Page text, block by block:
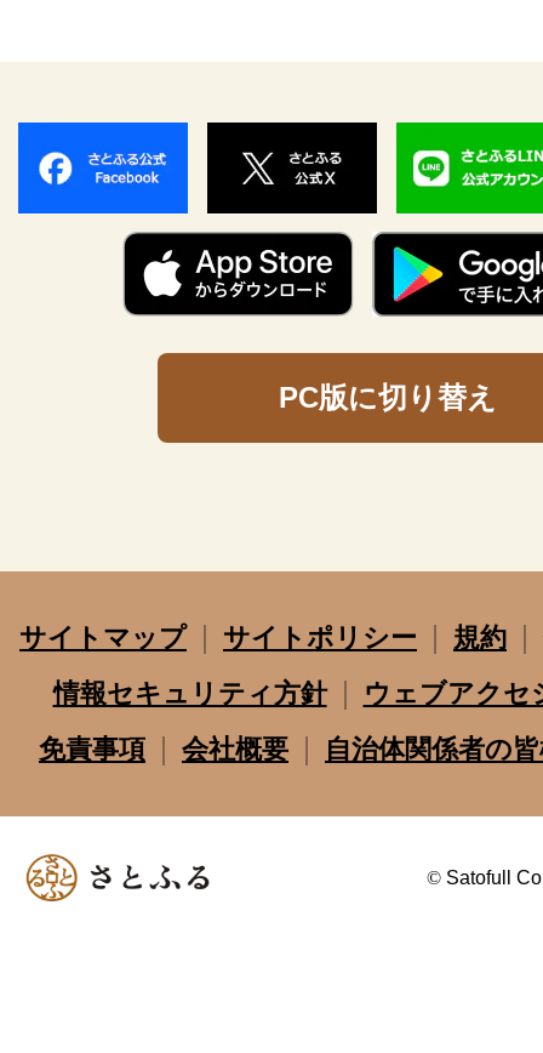
PC版に切り替え
サイトマップ サイトポリシー
規約
情報セキュリティ方針
ウェブアクセ
免責事項
会社概要 自治体関係者の
© Satofull